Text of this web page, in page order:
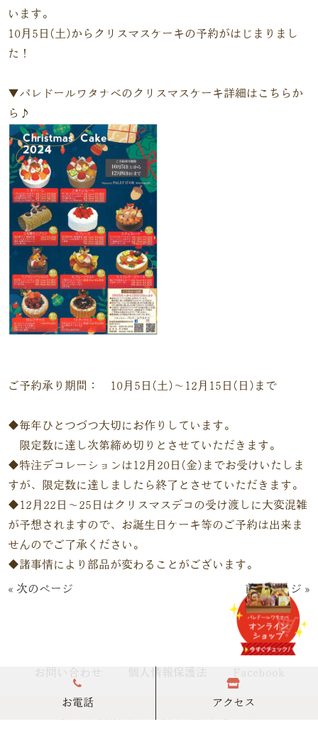
います。
10月5日(土)からクリスマスケーキの予約がはじまりまし
た！
▼パレドールワタナベのクリスマスケーキ詳細はこちらか
ら♪
ご予約承り期間： 10月5日(土)～12月15日(日)まで
◆毎年ひとつづつ大切にお作りしています。
限定数に達し次第締め切りとさせていただきます。
◆特注デコレーションは12月20日(金)までお受けいたしま
すが、限定数に達しましたら終了とさせていただきます。
◆12月22日～25日はクリスマスデコの受け渡しに大変混雑
が予想されますので、お誕生日ケーキ等のご予約は出来ま
せんのでご了承ください。
◆諸事情により部品が変わることがございます。
« 次のページ 前のページ »
お電話 アクセス
お問い合わせ 個人情報保護法 Facebook
Copyright © 2026 パレドールワタナベ All rights Reserved.